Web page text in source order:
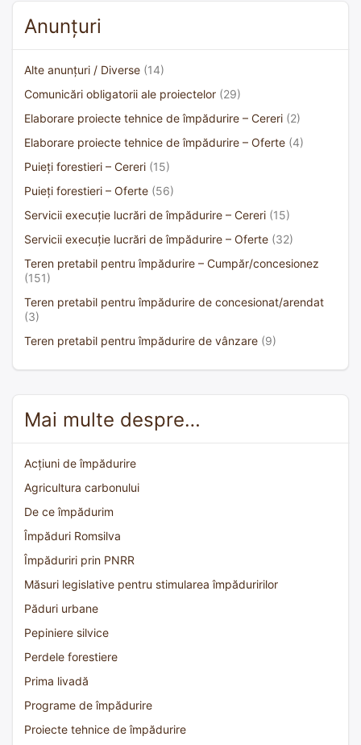
Anunțuri
Alte anunțuri / Diverse (14)
Comunicări obligatorii ale proiectelor (29)
Elaborare proiecte tehnice de împădurire – Cereri (2)
Elaborare proiecte tehnice de împădurire – Oferte (4)
Puieți forestieri – Cereri (15)
Puieți forestieri – Oferte (56)
Servicii execuție lucrări de împădurire – Cereri (15)
Servicii execuție lucrări de împădurire – Oferte (32)
Teren pretabil pentru împădurire – Cumpăr/concesionez
(151)
Teren pretabil pentru împădurire de concesionat/arendat
(3)
Teren pretabil pentru împădurire de vânzare (9)
Mai multe despre…
Acțiuni de împădurire
Agricultura carbonului
De ce împădurim
Împăduri Romsilva
Împăduriri prin PNRR
Măsuri legislative pentru stimularea împăduririlor
Păduri urbane
Pepiniere silvice
Perdele forestiere
Prima livadă
Programe de împădurire
Proiecte tehnice de împădurire